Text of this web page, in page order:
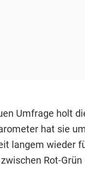
Umfrage holt
hat sie
langem wieder
Rot-